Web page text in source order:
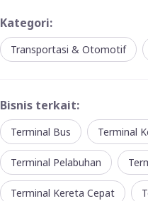
Kategori:
Transportasi & Otomotif
Bisnis terkait:
Terminal Bus Terminal
Terminal Pelabuhan
Terminal Kereta Cepat